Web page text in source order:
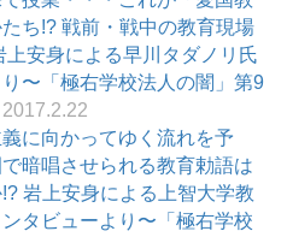
ち!? 戦前・戦中の教育現場
上安身による早川タダノリ氏
〜「極右学校法人の闇」第9
2017.2.22
義に向かってゆく流れを予
暗唱させられる教育勅語は
岩上安身による上智大学教
タビューより〜「極右学校